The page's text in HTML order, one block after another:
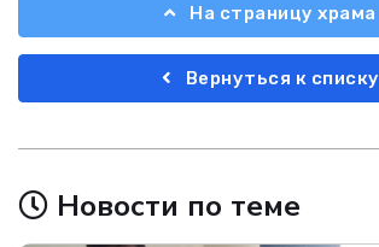
На страницу храма
Вернуться к списку
Новости по теме